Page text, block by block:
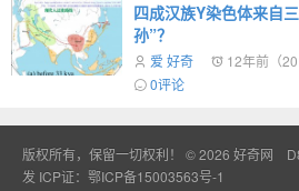
四成汉族Y染色体来自
孙”？
爱 好奇 12年前（
0评论
版权所有，保留一切权利！ © 2026 好奇网
发 ICP证：鄂ICP备15003563号-1